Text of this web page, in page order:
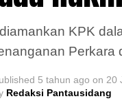
KPK
Perkara
5 tahun ago on 20
Redaksi Pantausidang